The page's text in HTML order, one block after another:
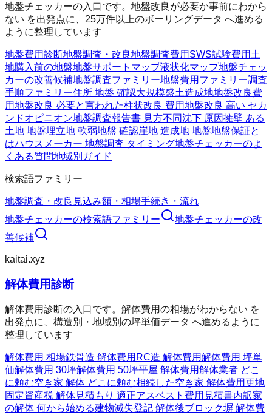
地盤チェッカーの入口です。地盤改良が必要か事前にわから
ない を出発点に、25万件以上のボーリングデータ へ進める
ように整理しています
地盤費用診断地盤調査・改良地盤調査費用 SWS試験費用 土
地購入前の地盤地盤サポートマップ液状化マップ地盤チェッ
カーの改善候補地盤調査ファミリー地盤費用ファミリー調査
手順ファミリー住所 地盤 確認大規模盛土造成地地盤改良費
用地盤改良 必要と言われた柱状改良 費用地盤改良 高い セカ
ンドオピニオン地盤調査報告書 見方不同沈下 原因擁壁 ある
土地 地盤埋立地 軟弱地盤 確認崖地 造成地 地盤地盤保証と
はハウスメーカー 地盤調査 タイミング地盤チェッカーのよ
くある質問地域別ガイド
検索語ファミリー
地盤調査・改良 見込み額・相場手続き・流れ
地盤チェッカーの検索語ファミリー 地盤チェッカーの改
善候補
kaitai.xyz
解体費用診断
解体費用診断の入口です。解体費用の相場がわからない を
出発点に、構造別・地域別の坪単価データ へ進めるように
整理しています
解体費用 相場鉄骨造 解体費用 RC造 解体費用解体費用 坪単
価解体費用 30坪解体費用 50坪平屋 解体費用解体業者 どこ
に頼む空き家 解体 どこに頼む相続した空き家 解体費用更地
固定資産税 解体見積もり 適正アスベスト費用 見積書内訳家
の解体 何から始める建物滅失登記 解体後ブロック塀 解体費